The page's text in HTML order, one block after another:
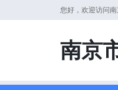
您好，欢迎访问
南京